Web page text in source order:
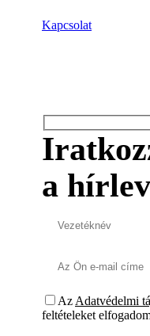
Kapcsolat
a
Az Adatvédelmi
feltételeket